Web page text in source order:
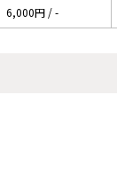
6,000円 / -